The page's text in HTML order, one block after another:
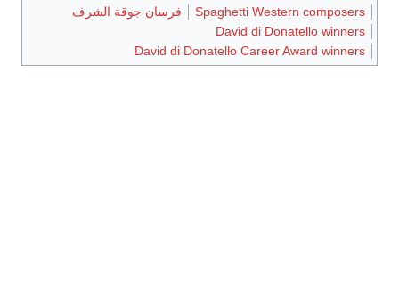
Spaghetti Western composers
فرسان جوقة الشرف
David di Donatello winners
David di Donatello Career Award winners